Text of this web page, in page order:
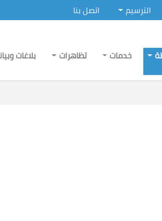
الترسيم اتصل بنا
خدمات تظاهرات بلاغات